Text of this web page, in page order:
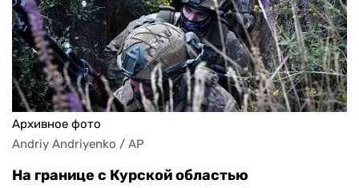
Архивное фото
Andriy Andriyenko / AP
На границе с Курской областью